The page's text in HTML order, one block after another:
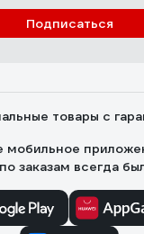
Подписаться
товары с
мобильное
заказам всегда